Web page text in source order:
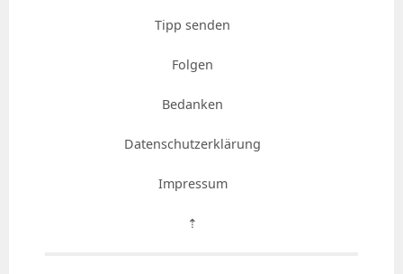
Tipp senden
Folgen
Bedanken
Datenschutzerklärung
Impressum
⇡